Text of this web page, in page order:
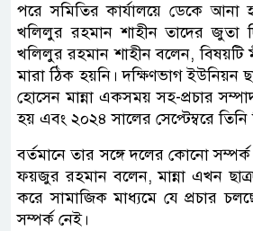
পরে সমিতির কার্যালয়ে ডেকে আনা
খলিলুর রহমান শাহীন তাদের জুতা
খলিলুর রহমান শাহীন বলেন, বিষয়টি
মারা ঠিক হয়নি। দক্ষিণভাগ
হোসেন মান্না একসময় সহ-প্রচার
হয় এবং ২০২৪ সালের সেপ্টেম্বরে
বর্তমানে তার সঙ্গে দলের কোনো
ফয়জুর রহমান বলেন, মান্না এখন
করে সামাজিক মাধ্যমে যে প্রচার
সম্পর্ক নেই।